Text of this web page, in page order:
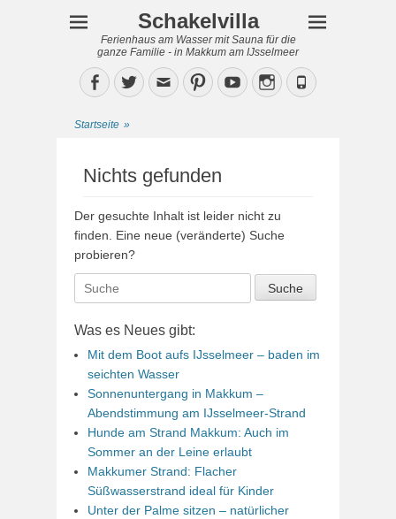
Schakelvilla
Ferienhaus am Wasser mit Sauna für die
ganze Familie - in Makkum am IJsselmeer
Facebook
TwitterEmailPinterestYouTubeInstagram
Phone
Startseite »
Nichts gefunden
Der gesuchte Inhalt ist leider nicht zu
finden. Eine neue (veränderte) Suche
probieren?
Suche
nach:
Was es Neues gibt:
Mit dem Boot aufs IJsselmeer – baden im
seichten Wasser
Sonnenuntergang in Makkum –
Abendstimmung am IJsselmeer-Strand
Hunde am Strand Makkum: Auch im
Sommer an der Leine erlaubt
Makkumer Strand: Flacher
Süßwasserstrand ideal für Kinder
Unter der Palme sitzen – natürlicher